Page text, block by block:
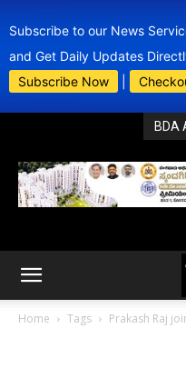
Subscribe to our News
and Get Daily Updates
Subscribe Now
BDA
Home Tags Prakash Raj